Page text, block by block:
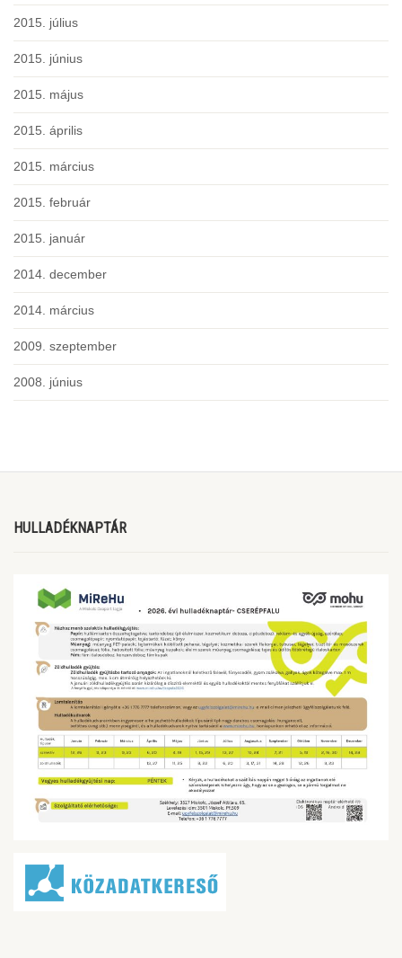
2015. július
2015. június
2015. május
2015. április
2015. március
2015. február
2015. január
2014. december
2014. március
2009. szeptember
2008. június
HULLADÉKNAPTÁR